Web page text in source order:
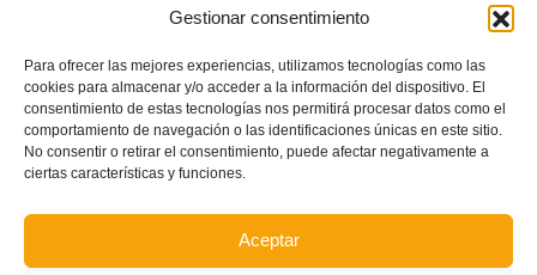
Gestionar consentimiento
Para ofrecer las mejores experiencias, utilizamos tecnologías como las
cookies para almacenar y/o acceder a la información del dispositivo. El
consentimiento de estas tecnologías nos permitirá procesar datos como el
comportamiento de navegación o las identificaciones únicas en este sitio.
No consentir o retirar el consentimiento, puede afectar negativamente a
ciertas características y funciones.
Aceptar
Las Selecciones de Fútbol Sala entrenarán en San Juan